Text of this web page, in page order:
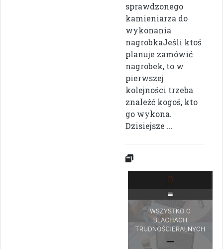
sprawdzonego
kamieniarza do
wykonania
nagrobkaJeśli ktoś
planuje zamówić
nagrobek, to w
pierwszej
kolejności trzeba
znaleźć kogoś, kto
go wykona.
Dzisiejsze ...